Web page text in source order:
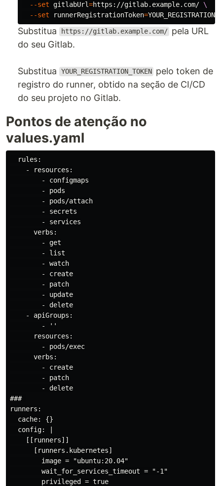
--set gitlabUrl=https://gitlab.example.com/ \
--set
runnerRegistrationToken=
Substitua https://gitlab.example.com/ pela URL
do seu Gitlab.
Substitua YOUR_REGISTRATION_TOKEN
pelo token de
registro do runner, obtido na seção de CI/CD
do seu projeto no Gitlab.
Pontos de atenção no
values.yaml
  rules:
    - resources:
        - configmaps
        - pods
        - pods/attach
        - secrets
        - services
      verbs:
        - get
        - list
        - watch
        - create
        - patch
        - update
        - delete
    - apiGroups:
        - ''
      resources:
        - pods/exec
      verbs:
        - create
        - patch
        - delete
###
runners:
  cache: {}
  config: |
    [[runners]]
      [runners.kubernetes]
        image = "ubuntu:20.04"
        wait_for_services_timeout = "-1"
        privileged = true